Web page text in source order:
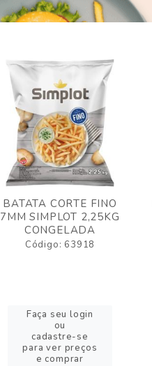
BATATA CORTE FINO
7MM SIMPLOT 2,25KG
CONGELADA
Código: 63918
Faça seu login
ou
cadastre-se
para ver preços
e comprar